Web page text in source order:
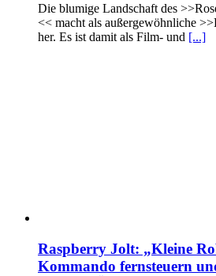
Die blumige Landschaft des
<< macht als außergewöhnliche
her. Es ist damit als Film- und [...]
Raspberry Jolt: „Kleine
Kommando fernsteuern